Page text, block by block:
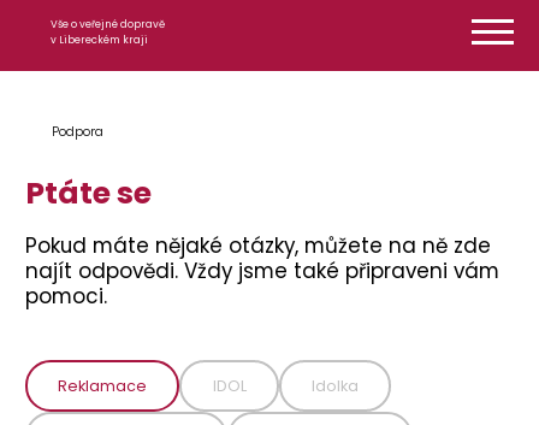
Vše o veřejné dopravě
v Libereckém kraji
Podpora
Ptáte se
Pokud máte nějaké otázky, můžete na ně zde
najít odpovědi. Vždy jsme také připraveni vám
pomoci.
Reklamace IDOL Idolka